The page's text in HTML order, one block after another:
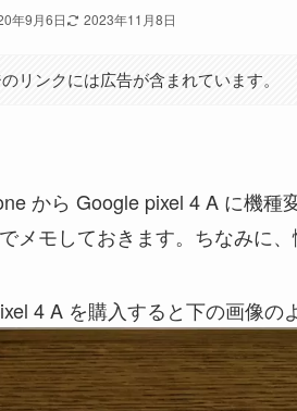
年9月6日 2023年11月8日
リンクには広告が含まれています。
から Google pixel 4 A に機
メモしておきます。ちなみに
4 A を購入すると下の画像の